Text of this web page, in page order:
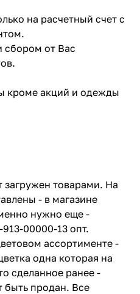
на расчетный счет с
сбором от Вас
кроме акций и одежды
загружен товарами. На
- в магазине
нужно еще -
00000-13 опт.
ассортименте -
одна которая на
сделанное ранее -
быть продан. Все